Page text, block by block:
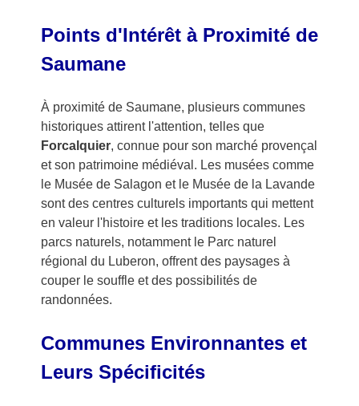
Points d'Intérêt à Proximité de
Saumane
À proximité de Saumane, plusieurs communes
historiques attirent l'attention, telles que
Forcalquier, connue pour son marché provençal
et son patrimoine médiéval. Les musées comme
le Musée de Salagon et le Musée de la Lavande
sont des centres culturels importants qui mettent
en valeur l'histoire et les traditions locales. Les
parcs naturels, notamment le Parc naturel
régional du Luberon, offrent des paysages à
couper le souffle et des possibilités de
randonnées.
Communes Environnantes et
Leurs Spécificités